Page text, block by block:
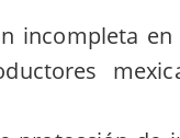
incompleta